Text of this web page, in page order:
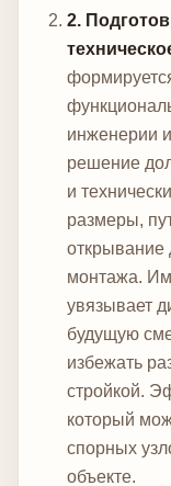
2.
инженерии
решение
и
размеры,
открывание
монтажа.
увязывает
будущую
избежать
стройкой.
который
спорных
объекте.